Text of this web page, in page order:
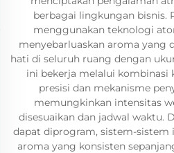
berbagai lingkungan bisnis.
menggunakan teknologi
menyebarluaskan aroma yang
hati di seluruh ruang dengan
ini bekerja melalui
presisi dan mekanisme
memungkinkan intensitas
disesuaikan dan jadwal waktu.
dapat diprogram, sistem-
aroma yang konsisten